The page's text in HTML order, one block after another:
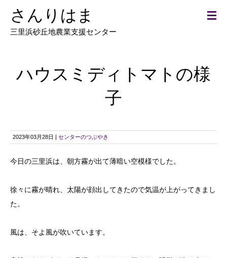
さんりはま
三里浜砂丘地農業支援センター
ハウスミディトマトの様
子
2023年03月28日 | センターのつぶやき
今日の三里浜は、朝方霧が出て薄暗い空模様でした。
徐々に霧が晴れ、太陽が顔出してきたので気温が上がってきまし
た。
風は、そよ風が吹いています。